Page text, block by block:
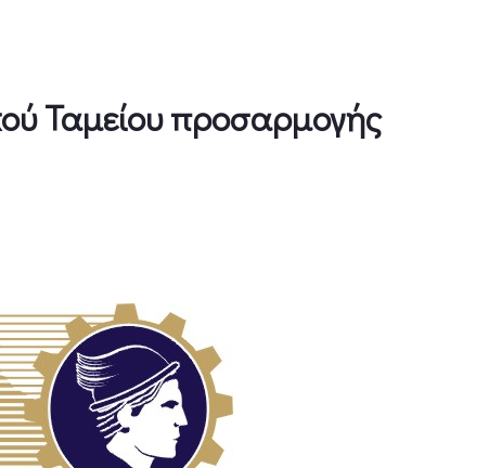
Ταμείου προσαρμογής